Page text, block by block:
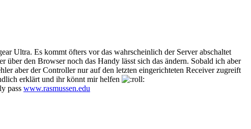
Ultra. Es kommt öfters vor das wahrscheinlich der Server abschaltet
den Browser noch das Handy lässt sich das ändern. Sobald ich aber
aber der Controller nur auf den letzten eingerichteten Receiver zugreift
erklärt und ihr könnt mir helfen
pass www.rasmussen.edu